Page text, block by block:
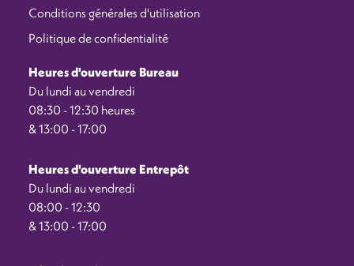
Conditions générales d'utilisation
Politique de confidentialité
Heures d'ouverture Bureau
Du lundi au vendredi
08:30 - 12:30 heures
& 13:00 - 17:00
Heures d'ouverture Entrepôt
Du lundi au vendredi
08:00 - 12:30
& 13:00 - 17:00